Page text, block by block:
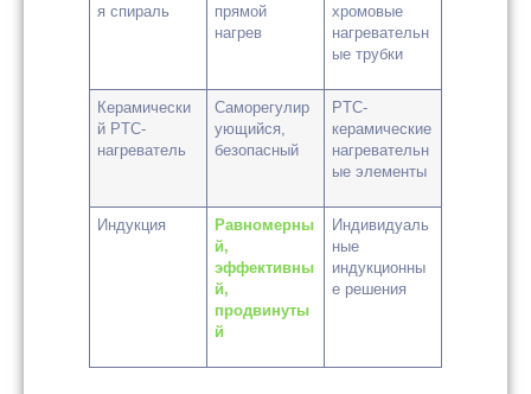
я спираль
прямой
нагрев
хромовые
нагревательн
ые трубки
Керамически
й PTC-
нагреватель
Саморегулир
ующийся,
безопасный
PTC-
керамические
нагревательн
ые элементы
Индукция
Равномерны
й,
эффективны
й,
продвинуты
й
Индивидуаль
ные
индукционны
е решения